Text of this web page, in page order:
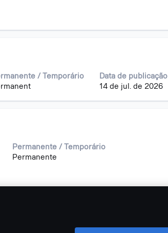
/ Temporário
Data de publicação
14 de jul. de 2026
Permanente / Temporário
Permanente